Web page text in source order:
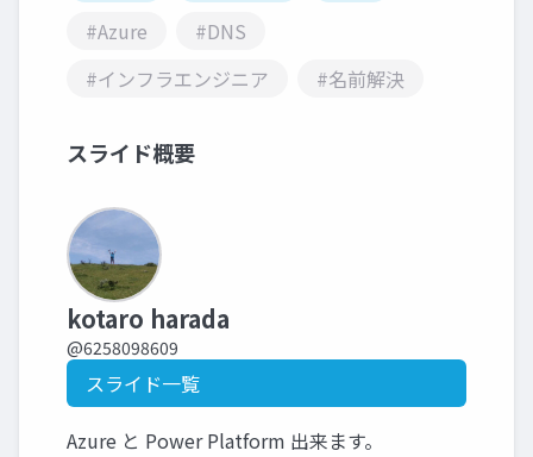
#Azure
#DNS
#インフラエンジニア
#名前解決
スライド概要
kotaro harada
@6258098609
スライド一覧
Azure と Power Platform 出来ます。